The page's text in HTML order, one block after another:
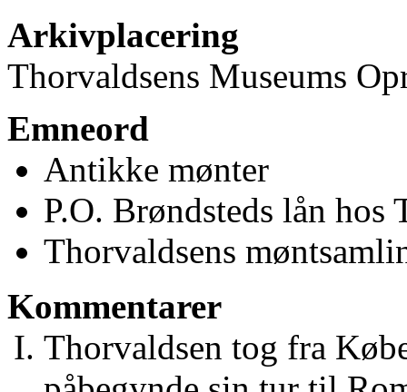
Arkivplacering
Thorvaldsens Museums
Emneord
Antikke mønter
P.O. Brøndsteds lån hos
Thorvaldsens
Kommentarer
Thorvaldsen tog fra